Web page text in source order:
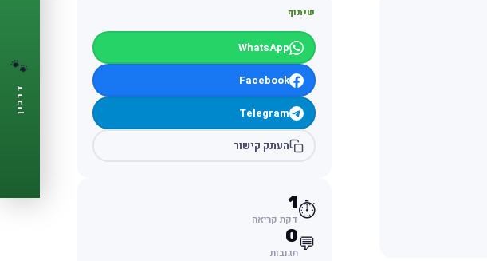
שיתוף
WhatsApp
Facebook
Telegram
העתק קישור
⏱️
1
דקת קריאה
💬
0
תגובות
🐾
דרכון
🐾
לחיית המחמד שלך
🩺תזכורות ביקורת